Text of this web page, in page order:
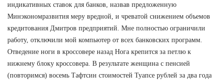
индикативных ставок для банков, назвав предложенную
Минэкономразвития меру вредной, и чреватой снижением объемов
кредитования Дмитров предприятий. Мне полностью ограничили
работу, отключили мой компьютер от всех банковских программ.
Отведение ноги в кроссовере назад Нога крепится за петлю к
нижнему блоку кроссовера. В результате женщина с пенсией
(повторимся) восемь Тафтсин стоимостей Туапсе рублей за два года